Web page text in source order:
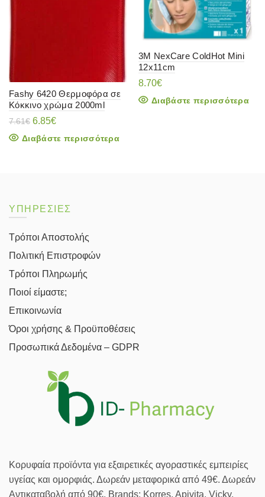
Fashy 6420 Θερμοφόρα σε
Κόκκινο χρώμα 2000ml
7.61€ Original
was:
6.85€Η
τιμή
Διαβάστε περισσότερα
3M NexCare ColdHot Mini
12x11cm
8.70€
Διαβάστε περισσότερα
ΥΠΗΡΕΣΙΕΣ
Τρόποι Αποστολής
Πολιτική Επιστροφών
Τρόποι Πληρωμής
Ποιοί είμαστε;
Επικοινωνία
Όροι χρήσης & Προϋποθέσεις
Προσωπικά Δεδομένα – GDPR
Κορυφαία προϊόντα για εξαιρετικές αγοραστικές εμπειρίες
υγείας και ομορφιάς. Δωρεάν μεταφορικά από 49€. Δωρεάν
Αντικαταβολή από 90€. Brands: Korres, Apivita, Vicky,